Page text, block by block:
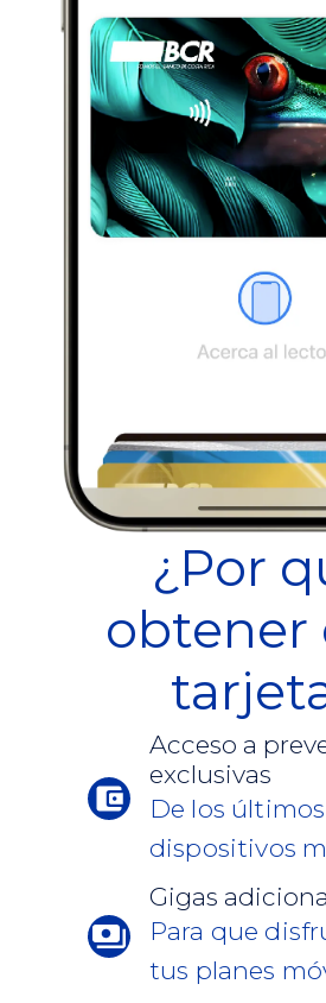
¿Por
obtener
Acceso a
exclusivas
De los últimos
dispositivos
Gigas
Para que
tus planes